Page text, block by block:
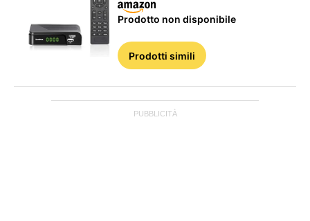
Prodotto non disponibile
Prodotti simili